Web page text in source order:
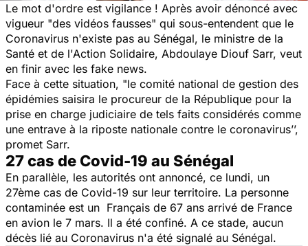
Le mot d'ordre est vigilance ! Après avoir dénoncé avec
vigueur "des vidéos fausses" qui sous-entendent que le
Coronavirus n'existe pas au Sénégal, le ministre de la
Santé et de l'Action Solidaire, Abdoulaye Diouf Sarr, veut
en finir avec les fake news.
Face à cette situation, "le comité national de gestion des
épidémies saisira le procureur de la République pour la
prise en charge judiciaire de tels faits considérés comme
une entrave à la riposte nationale contre le coronavirus’’,
promet Sarr.
27 cas de Covid-19 au Sénégal
En parallèle, les autorités ont annoncé, ce lundi, un
27ème cas de Covid-19 sur leur territoire. La personne
contaminée est un Français de 67 ans arrivé de France
en avion le 7 mars. Il a été confiné. A ce stade, aucun
décès lié au Coronavirus n'a été signalé au Sénégal.